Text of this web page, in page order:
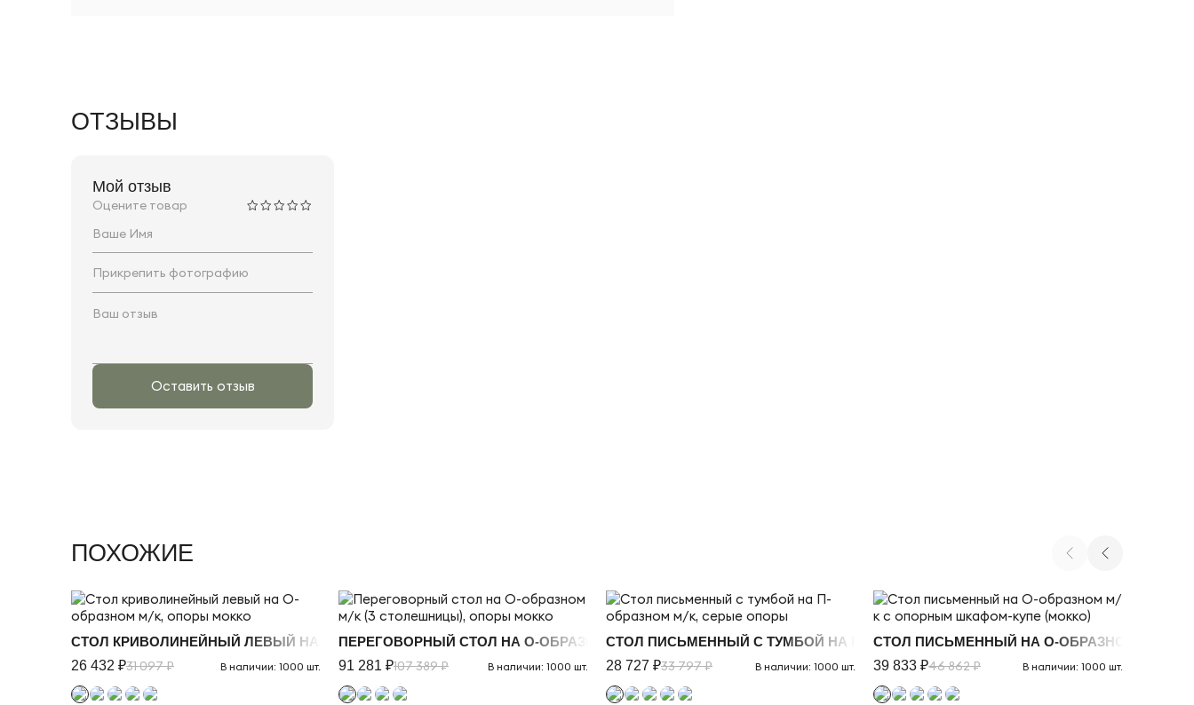
ОТЗЫВЫ
Мой отзыв
Оцените товар
Прикрепить фотографию
Оставить отзыв
ПОХОЖИЕ
СТОЛ КРИВОЛИНЕЙНЫЙ ЛЕВЫЙ НА О-ОБРАЗНОМ М/К, ОПОРЫ МОККО
26 432 ₽31 097 ₽ В наличии: 1000 шт.
ПЕРЕГОВОРНЫЙ СТОЛ НА О-ОБРАЗНОМ М/К (3 СТОЛЕШНИЦЫ), ОПОРЫ МОККО
91 281 ₽107 389 ₽ В наличии: 1000 шт.
СТОЛ ПИСЬМЕННЫЙ С ТУМБОЙ НА П-ОБРАЗНОМ М/К, СЕРЫЕ ОПОРЫ
28 727 ₽33 797 ₽ В наличии: 1000 шт.
СТОЛ ПИСЬМЕННЫЙ НА О-ОБРАЗНОМ М/К С
39 833 ₽46 862 ₽ В наличии: 1000 шт.